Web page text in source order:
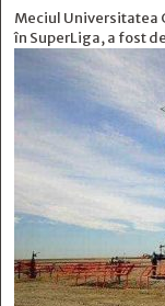
Meciul Universitatea
în SuperLiga, a fost